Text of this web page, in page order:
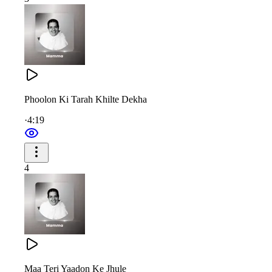
Your sweet narrations of the Murli gave us every answer.
Your smile was simply divine, Mamma.
वो प्यार का लुटाना था बेहिसाब, मम्मा
हर आत्मा को प्यारी
हर आत्मा को प्यारी, बाबा की तुम दुलारी
Your love was limitless, beyond measure, Mamma.
Every soul found comfort in you,
Phoolon Ki Tarah Khilte Dekha
·4:19
4
Maa Teri Yaadon Ke Jhule